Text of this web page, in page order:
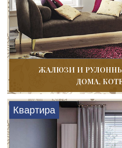
ЖАЛЮЗИ И
ДОМА,
Квартира